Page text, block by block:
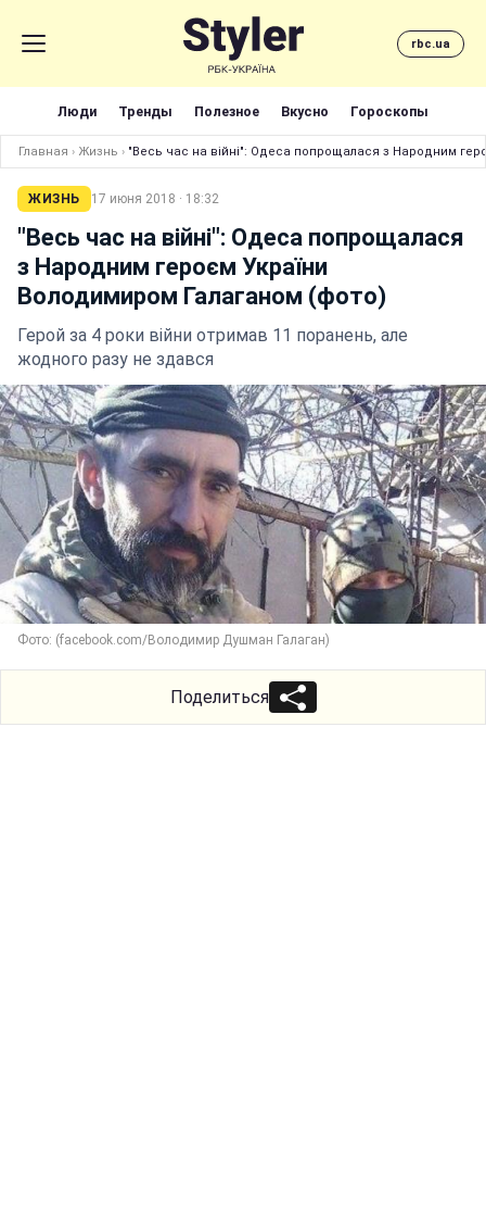
rbc.ua
Люди Тренды Полезное Вкусно Гороскопы
Главная › Жизнь › "Весь час на війні": Одеса попрощалася з Народним
ЖИЗНЬ 17 июня 2018 · 18:32
"Весь час на війні": Одеса попрощалася
з Народним героєм України
Володимиром Галаганом (фото)
Герой за 4 роки війни отримав 11 поранень, але
жодного разу не здався
Фото: (facebook.com/Володимир Душман Галаган)
Поделиться